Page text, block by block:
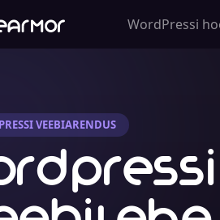
WordPressi
VEEBIARENDUS